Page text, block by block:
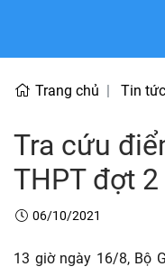
Trang chủ Tin tức
Tra cứu
THPT đợt
06/10/2021
13 giờ ngày 16/8, Bộ